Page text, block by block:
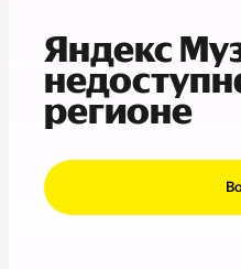
Яндекс
регионе